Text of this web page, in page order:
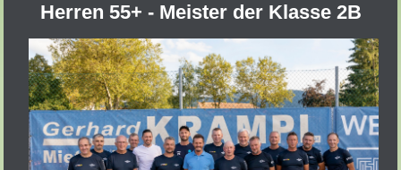
Herren 55+ - Meister der Klasse 2B